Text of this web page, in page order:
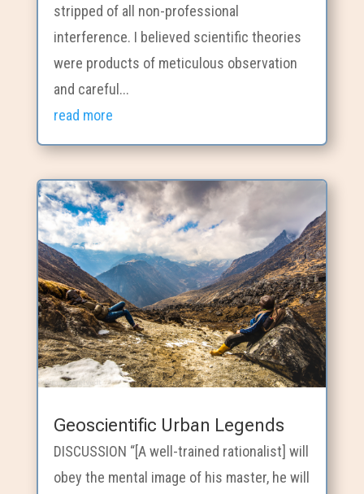
stripped of all non-professional
interference. I believed scientific theories
were products of meticulous observation
and careful...
read more
Geoscientific Urban Legends
DISCUSSION “[A well-trained rationalist] will
obey the mental image of his master, he will